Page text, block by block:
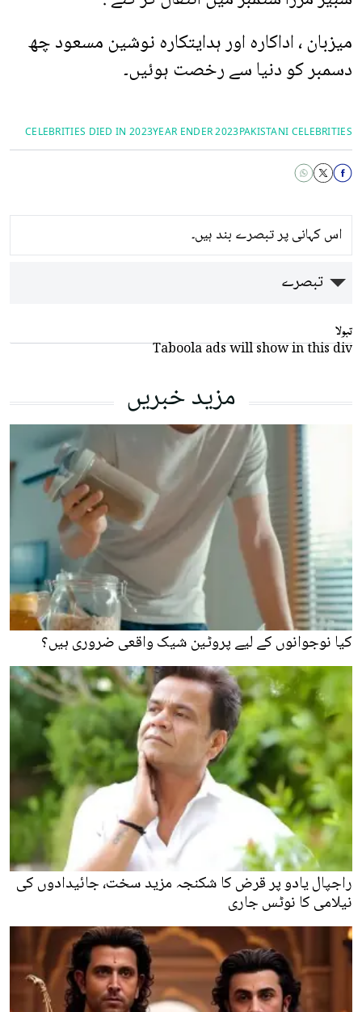
میزبان ، اداکارہ اور ہدایتکارہ نوشین مسعود چھ
دسمبر کو دنیا سے رخصت ہوئیں۔
PAKISTANI CELEBRITIES
YEAR ENDER 2023
CELEBRITIES DIED IN 2023
اس کہانی پر تبصرے بند ہیں۔
تبصرے
تبولا
Taboola ads will show in this div
مزید خبریں
کیا نوجوانوں کے لیے پروٹین شیک واقعی ضروری ہیں؟
راجپال یادو پر قرض کا شکنجہ مزید سخت، جائیدادوں کی
نیلامی کا نوٹس جاری